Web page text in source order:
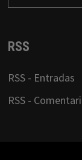
RSS
RSS - Entradas
RSS -